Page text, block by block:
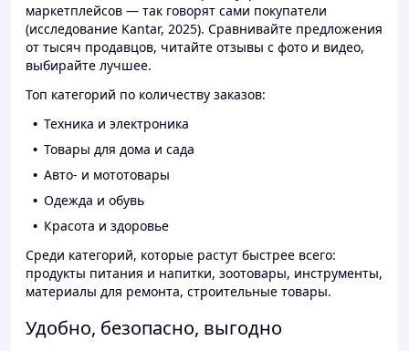
маркетплейсов — так говорят сами покупатели
(исследование Kantar, 2025). Сравнивайте предложения
от тысяч продавцов, читайте отзывы с фото и видео,
выбирайте лучшее.
Топ категорий по количеству заказов:
Техника и электроника
Товары для дома и сада
Авто- и мототовары
Одежда и обувь
Красота и здоровье
Среди категорий, которые растут быстрее всего:
продукты питания и напитки, зоотовары, инструменты,
материалы для ремонта, строительные товары.
Удобно, безопасно, выгодно